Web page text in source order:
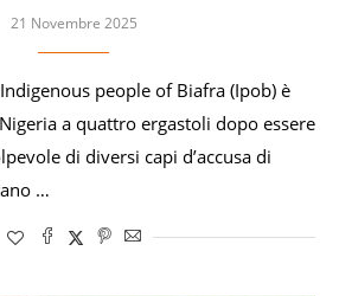
21 Novembre 2025
people of Biafra (Ipob) è
a quattro ergastoli dopo essere
di diversi capi d’accusa di
…